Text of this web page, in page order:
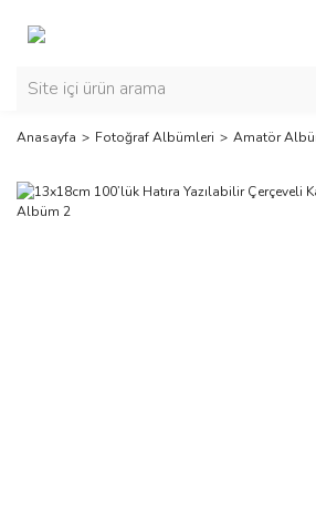
Anasayfa Fotoğraf Albümleri Amatör